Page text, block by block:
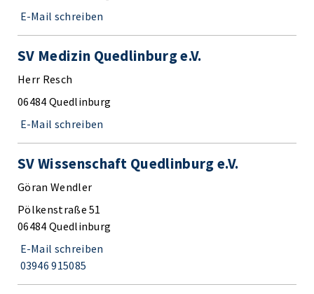
E-Mail schreiben
SV Medizin Quedlinburg e.V.
Herr Resch
06484 Quedlinburg
E-Mail schreiben
SV Wissenschaft Quedlinburg e.V.
Göran Wendler
Pölkenstraße 51
06484 Quedlinburg
E-Mail schreiben
03946 915085